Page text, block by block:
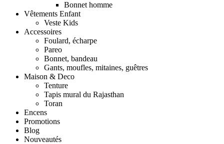
Bonnet homme
Vêtements Enfant
Veste Kids
Accessoires
Foulard, écharpe
Pareo
Bonnet, bandeau
Gants, moufles, mitaines, guêtres
Maison & Deco
Tenture
Tapis mural du Rajasthan
Toran
Encens
Promotions
Blog
Nouveautés